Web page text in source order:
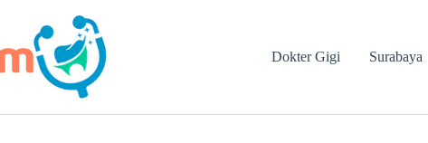
Dokter Gigi Surabaya